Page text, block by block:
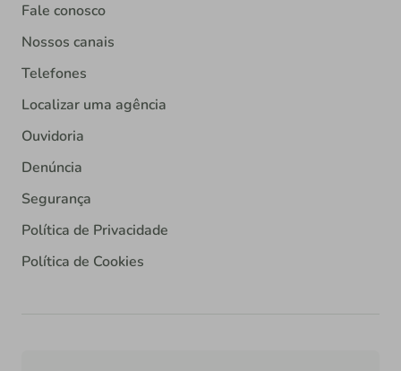
Fale conosco
Nossos canais
Telefones
Localizar uma agência
Ouvidoria
Denúncia
Segurança
Política de Privacidade
Política de Cookies